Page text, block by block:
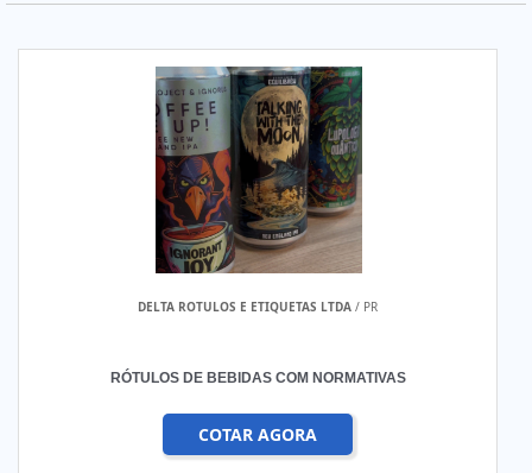
DELTA ROTULOS E ETIQUETAS LTDA / PR
RÓTULOS DE BEBIDAS COM NORMATIVAS
COTAR AGORA